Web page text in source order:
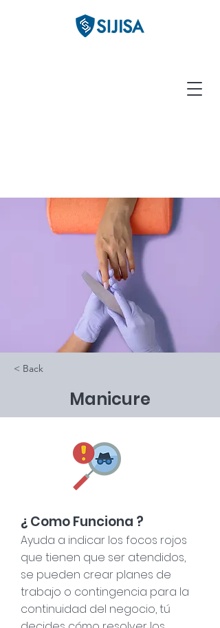
< Back
Manicure
¿ Como Funciona ?
Ayuda a indicar los focos rojos
que tienen que ser atendidos,
se pueden crear planes de
trabajo o contingencia para la
continuidad del negocio, tú